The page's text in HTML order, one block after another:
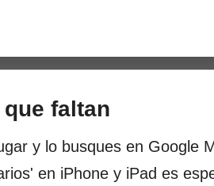
faltan
y lo busques en Google
en iPhone y iPad es